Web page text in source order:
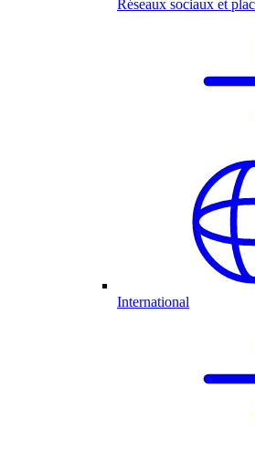
Réseaux sociaux et
International